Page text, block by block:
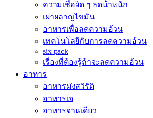
ความเชื่อผิด ๆ ลดน้ำหนัก
เผาผลาญไขมัน
อาหารเพื่อลดความอ้วน
เทคโนโลยีกับการลดความอ้วน
six pack
เรื่องที่ต้องรู้ถ้าจะลดความอ้วน
อาหาร
อาหารมังสวิรัติ
อาหารเจ
อาหารจานเดียว